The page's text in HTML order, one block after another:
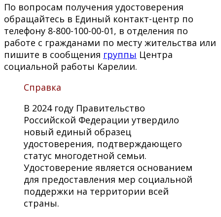
По вопросам получения удостоверения
обращайтесь в Единый контакт-центр по
телефону 8-800-100-00-01, в отделения по
работе с гражданами по месту жительства или
пишите в сообщения группы Центра
социальной работы Карелии.
Справка
В 2024 году Правительство
Российской Федерации утвердило
новый единый образец
удостоверения, подтверждающего
статус многодетной семьи.
Удостоверение является основанием
для предоставления мер социальной
поддержки на территории всей
страны.